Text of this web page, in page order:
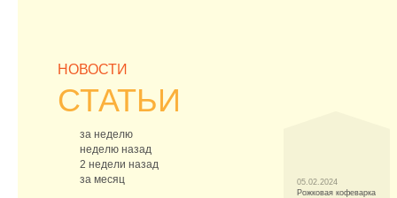
НОВОСТИ
СТАТЬИ
за неделю
неделю назад
2 недели назад
за месяц
05.02.2024
Рожковая кофеварка